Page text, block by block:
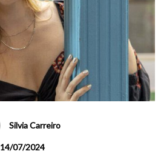
Silvia Carreiro
14/07/2024